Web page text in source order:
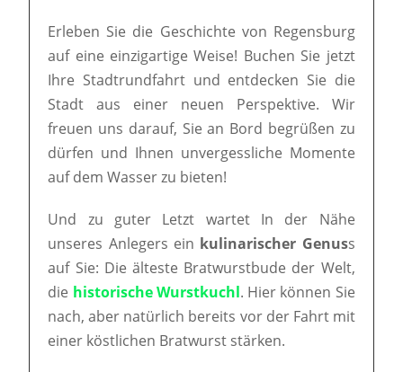
Erleben Sie die Geschichte von Regensburg
auf eine einzigartige Weise! Buchen Sie jetzt
Ihre Stadtrundfahrt und entdecken Sie die
Stadt aus einer neuen Perspektive. Wir
freuen uns darauf, Sie an Bord begrüßen zu
dürfen und Ihnen unvergessliche Momente
auf dem Wasser zu bieten!
Und zu guter Letzt wartet In der Nähe
unseres Anlegers ein kulinarischer Genuss
auf Sie: Die älteste Bratwurstbude der Welt,
die historische Wurstkuchl. Hier können Sie
nach, aber natürlich bereits vor der Fahrt mit
einer köstlichen Bratwurst stärken.